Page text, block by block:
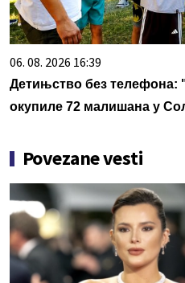
06. 08. 2026 16:39
Детињство без телефона:
окупиле 72 малишана у
Povezane vesti